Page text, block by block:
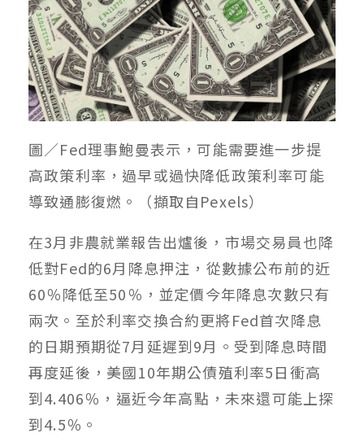
圖／Fed理事鮑曼表示，可能需要進一步提
高政策利率，過早或過快降低政策利率可能
導致通膨復燃。（擷取自Pexels）
在3月非農就業報告出爐後，市場交易員也降
低對Fed的6月降息押注，從數據公布前的近
60％降低至50％，並定價今年降息次數只有
兩次。至於利率交換合約更將Fed首次降息
的日期預期從7月延遲到9月。受到降息時間
再度延後，美國10年期公債殖利率5日衝高
到4.406％，逼近今年高點，未來還可能上探
到4.5％。